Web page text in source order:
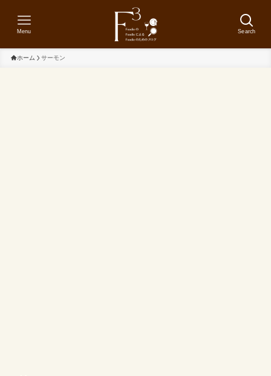
Search
Menu
ホーム サーモン